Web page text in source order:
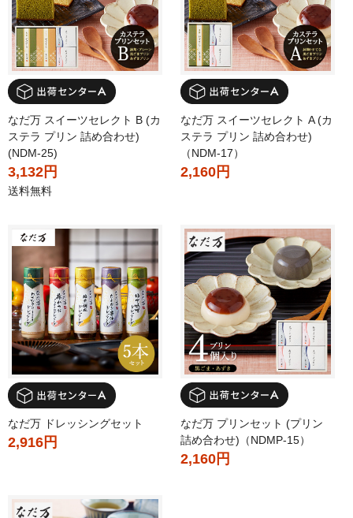
なだ万 スイーツセレクト B (カ
ステラ プリン 詰め合わせ)
(NDM-25)
3,132円
送料無料
なだ万 スイーツセレクト A (カ
ステラ プリン 詰め合わせ)
（NDM-17）
2,160円
なだ万 ドレッシングセット
2,916円
なだ万 プリンセット (プリン
詰め合わせ)（NDMP-15）
2,160円